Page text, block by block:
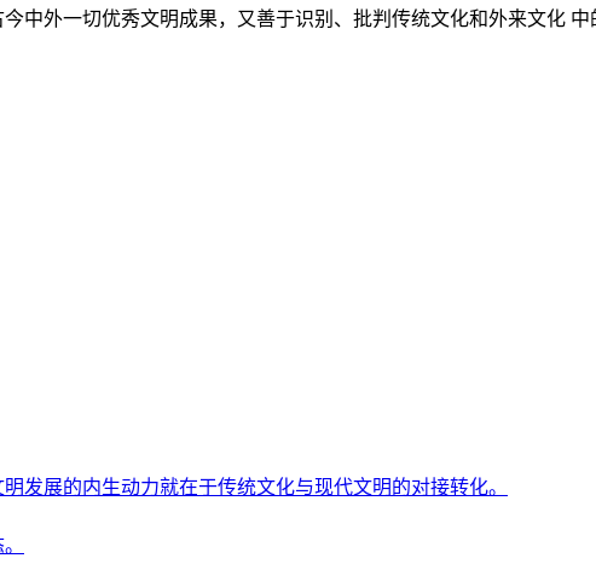
外一切优秀文明成果，又善于识别、批判传统文化和外来文化 中
发展的内生动力就在于传统文化与现代文明的对接转化。